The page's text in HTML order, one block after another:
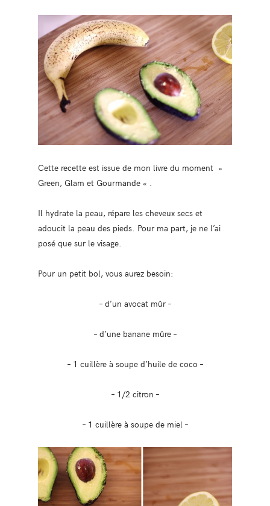
Cette recette est issue de mon livre du moment »
Green, Glam et Gourmande « .
Il hydrate la peau, répare les cheveux secs et
adoucit la peau des pieds. Pour ma part, je ne l’ai
posé que sur le visage.
Pour un petit bol, vous aurez besoin:
– d’un avocat mûr –
– d’une banane mûre –
– 1 cuillère à soupe d’huile de coco –
– 1/2 citron –
– 1 cuillère à soupe de miel –